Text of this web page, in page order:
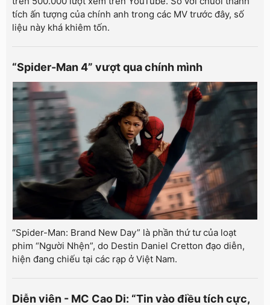
tích ấn tượng của chính anh trong các MV trước đây, số
liệu này khá khiêm tốn.
“Spider-Man 4” vượt qua chính mình
“Spider-Man: Brand New Day” là phần thứ tư của loạt
phim “Người Nhện”, do Destin Daniel Cretton đạo diễn,
hiện đang chiếu tại các rạp ở Việt Nam.
Diễn viên - MC Cao Di: “Tin vào điều tích cực,